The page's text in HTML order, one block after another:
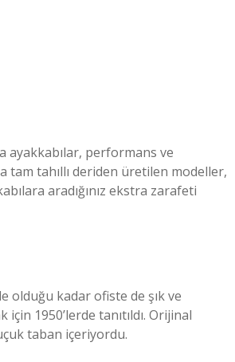
ayakkabılar, performans ve
tam tahıllı deriden üretilen modeller,
aradığınız ekstra zarafeti
olduğu kadar ofiste de şık ve
1950’lerde tanıtıldı. Orijinal
taban içeriyordu.